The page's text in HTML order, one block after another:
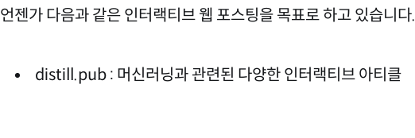
언젠가 다음과 같은 인터랙티브 웹 포스팅을 목표로 하고 있습니다.
distill.pub : 머신러닝과 관련된 다양한 인터랙티브 아티클